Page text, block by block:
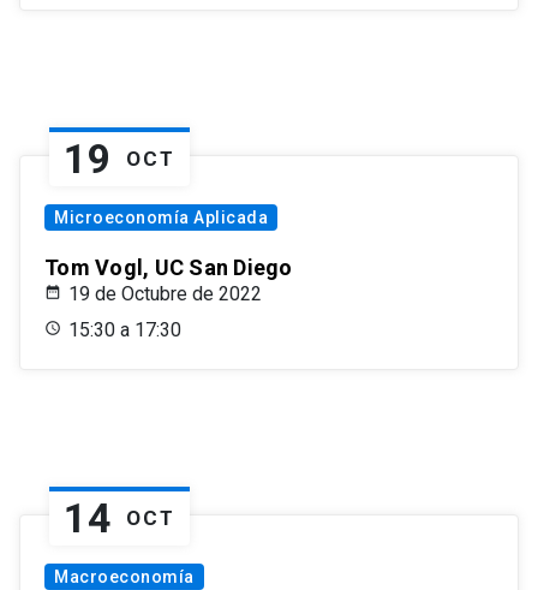
19 OCT
Microeconomía Aplicada
Tom Vogl, UC San Diego
19 de Octubre de 2022
15:30 a 17:30
14 OCT
Macroeconomía